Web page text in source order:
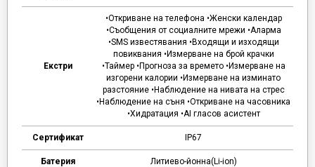
Екстри
•Откриване на телефона •Женски календар
•Съобщения от социалните мрежи •Аларма
•SMS известявания •Входящи и изходящи
повиквания •Измерване на брой крачки
•Таймер •Прогноза за времето •Измерване на
изгорени калории •Измерване на изминато
разстояние •Наблюдение на нивата на стрес
•Наблюдение на съня •Откриване на часовника
•Хидратация •AI гласов асистент
Сертификат IP67
Батерия Литиево-йонна(Li-ion)